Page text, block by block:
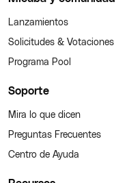
Lanzamientos
Solicitudes & Votaciones
Programa Pool
Soporte
Mira lo que dicen
Preguntas Frecuentes
Centro de Ayuda